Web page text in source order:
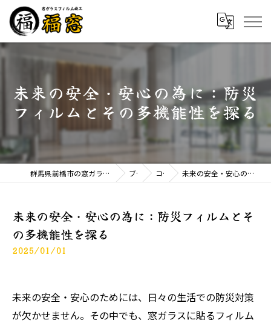
未来の安全・安心の為に：防災
フィルムとその多機能性を探る
群馬県前橋市の窓ガラスフィルムなら窓ガラスフィルム施工 福窓 ブログ コラム 未来の安全・安心の為に：防災フィルムとその多機能性を探る
未来の安全・安心の為に：防災フィルムとそ
の多機能性を探る
2025/01/01
未来の安全・安心のためには、日々の生活での防災対策
が欠かせません。その中でも、窓ガラスに貼るフィルム